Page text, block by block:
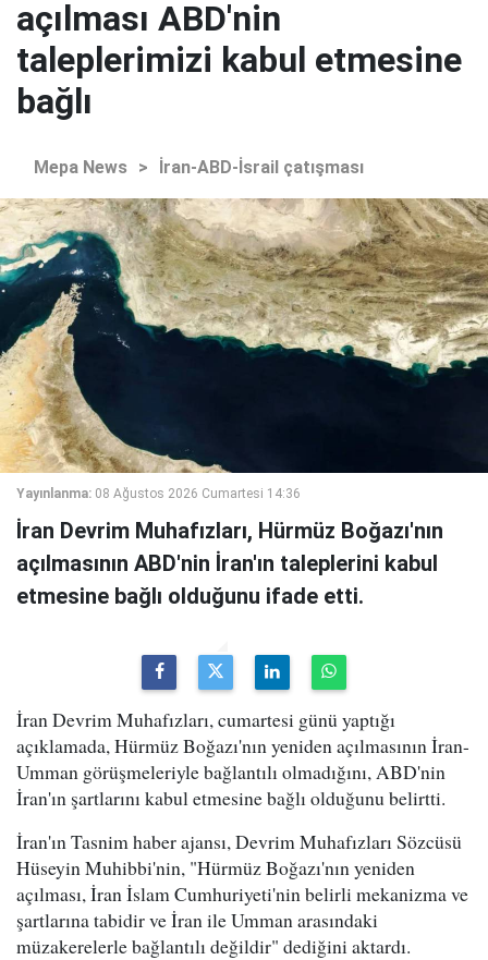
açılması ABD'nin
taleplerimizi kabul etmesine
bağlı
Mepa News > İran-ABD-İsrail çatışması
Yayınlanma: 08 Ağustos 2026 Cumartesi 14:36
İran Devrim Muhafızları, Hürmüz Boğazı'nın
açılmasının ABD'nin İran'ın taleplerini kabul
etmesine bağlı olduğunu ifade etti.
İran Devrim Muhafızları, cumartesi günü yaptığı
açıklamada, Hürmüz Boğazı'nın yeniden açılmasının İran-
Umman görüşmeleriyle bağlantılı olmadığını, ABD'nin
İran'ın şartlarını kabul etmesine bağlı olduğunu belirtti.
İran'ın Tasnim haber ajansı, Devrim Muhafızları Sözcüsü
Hüseyin Muhibbi'nin, "Hürmüz Boğazı'nın yeniden
açılması, İran İslam Cumhuriyeti'nin belirli mekanizma ve
şartlarına tabidir ve İran ile Umman arasındaki
müzakerelerle bağlantılı değildir" dediğini aktardı.